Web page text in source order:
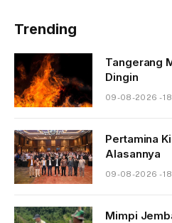
Trending
Tangerang
Dingin
09-08-2026 -
Pertamina
Alasannya
09-08-2026 -
Mimpi